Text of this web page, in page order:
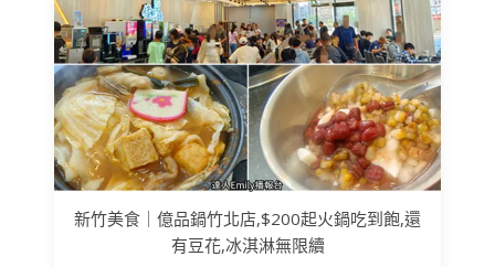
新竹美食｜億品鍋竹北店,$200起火鍋吃到飽,還
有豆花,冰淇淋無限續